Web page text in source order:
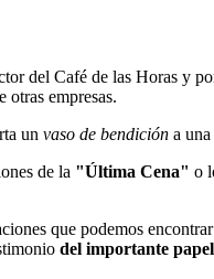
del Café de las Horas y
empresas.
un vaso de bendición a una
de la "Última Cena" o
que podemos
del importante